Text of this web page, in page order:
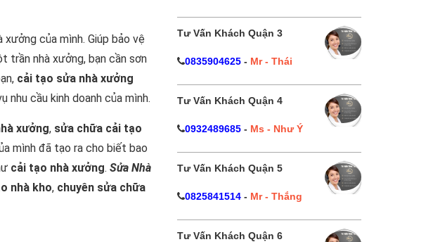
của mình. Giúp bảo vệ
trần nhà xưởng, bạn cần sơn
cải tạo sửa nhà xưởng
cầu kinh doanh của mình.
xưởng, sửa chữa cải tạo
mình đã tạo ra cho biết bao
cải tạo nhà xưởng. Sửa Nhà
nhà kho, chuyên sửa chữa
Tư Vấn Khách Quận 3
0835904625- Mr - Thái
Tư Vấn Khách Quận 4
0932489685- Ms - Như Ý
Tư Vấn Khách Quận 5
0825841514- Mr - Thắng
Tư Vấn Khách Quận 6